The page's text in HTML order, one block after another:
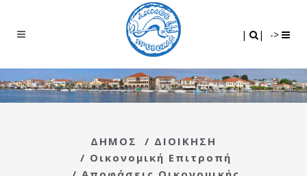
| | ->
ΔΗΜΟΣ / ΔΙΟΙΚΗΣΗ
/ Οικονομική Επιτροπή